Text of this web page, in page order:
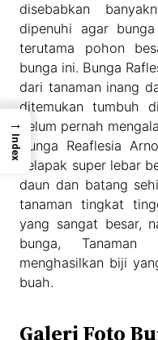
disebabkan
dipenuhi agar
terutama pohon
bunga ini. Bunga
dari tanaman inang
ditemukan tumbuh
belum pernah
Bunga Reaflesia
kelapak super lebar
daun dan batang
tanaman tingkat
yang sangat besar,
bunga, Tanaman
menghasilkan biji
buah.
Galeri Foto
→
Index